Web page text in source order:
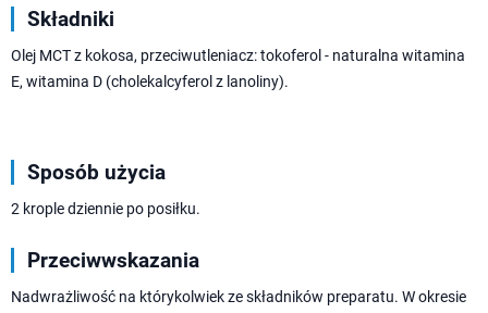
Składniki
Olej MCT z kokosa, przeciwutleniacz: tokoferol - naturalna witamina
E, witamina D (cholekalcyferol z lanoliny).
Sposób użycia
2 krople dziennie po posiłku.
Przeciwwskazania
Nadwrażliwość na którykolwiek ze składników preparatu. W okresie